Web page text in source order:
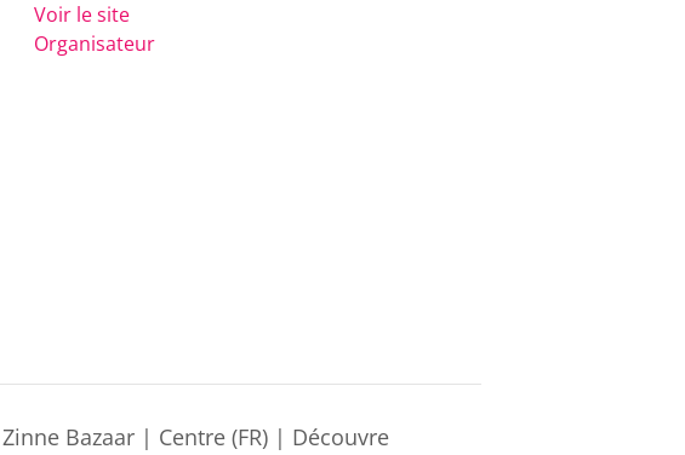
Voir le site
Organisateur
Bazaar | Centre (FR) | Découvre